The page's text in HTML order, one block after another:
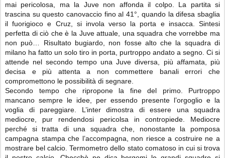
mai pericolosa, ma la Juve non affonda il colpo. La partita si
trascina su questo canovaccio fino al 41°, quando la difesa sbaglia
il fuorigioco e Cruz, si invola verso la porta e insacca. Sintesi
perfetta di ciò che è la Juve attuale, una squadra che vorrebbe ma
non può… Risultato bugiardo, non fosse alto che la squadra di
milano ha fatto un solo tiro in porta, purtroppo andato a segno. Ci si
attende nel secondo tempo una Juve diversa, più affamata, più
decisa e più attenta a non commettere banali errori che
compromettono le possibilità di segnare.
Secondo tempo che ripropone la fine del primo. Purtroppo
mancano sempre le idee, per essendo presente l’orgoglio e la
voglia di pareggiare. L’inter dimostra di essere una squadra
mediocre, pur rendendosi pericolsa in contropiede. Mediocre
perché si tratta di una squadra che, nonostante la pomposa
campagna stampa che l’accompagna, non riesce a costruire ne a
mostrare bel calcio. Termometro dello stato comatoso in cui si trova